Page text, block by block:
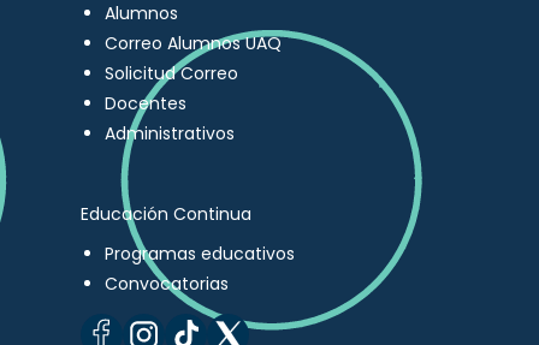
Alumnos
Correo Alumnos UAQ
Solicitud Correo
Docentes
Administrativos
Educación Continua
Programas educativos
Convocatorias